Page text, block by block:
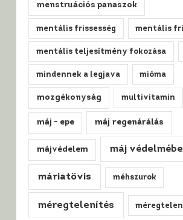
menstruációs panaszok
mentális frissesség mentális
mentális teljesítmény fokozása
mindennek a legjava mióma
mozgékonyság multivitamin
máj - epe máj regenárálás
májvédelem máj
máriatövis méhszurok
méregtelenítés